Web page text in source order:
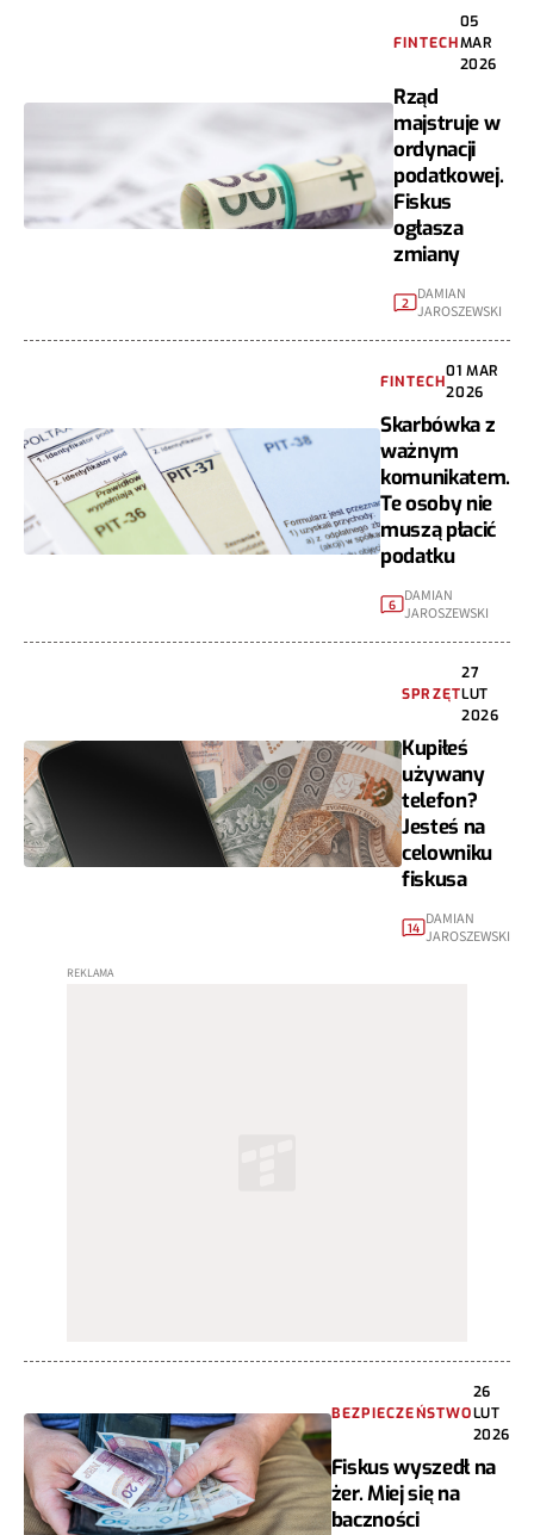
FINTECH
05
MAR
2026
Rząd
majstruje w
ordynacji
podatkowej.
Fiskus
ogłasza
zmiany
2
DAMIAN
JAROSZEWSKI
FINTECH
01 MAR
2026
Skarbówka z
ważnym
komunikatem.
Te osoby nie
muszą płacić
podatku
6
DAMIAN
JAROSZEWSKI
SPRZĘT
27
LUT
2026
Kupiłeś
używany
telefon?
Jesteś na
celowniku
fiskusa
14 DAMIAN
JAROSZEWSKI
BEZPIECZEŃSTWO
26
LUT
2026
Fiskus wyszedł na
żer. Miej się na
baczności